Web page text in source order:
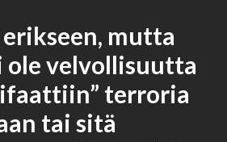
mutta
ole velvollisuutta
terroria
tai sitä